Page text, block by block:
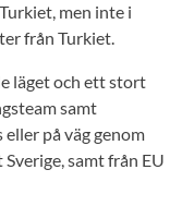
men inte i
från Turkiet.
läget och ett stort
samt
på väg genom
samt från EU